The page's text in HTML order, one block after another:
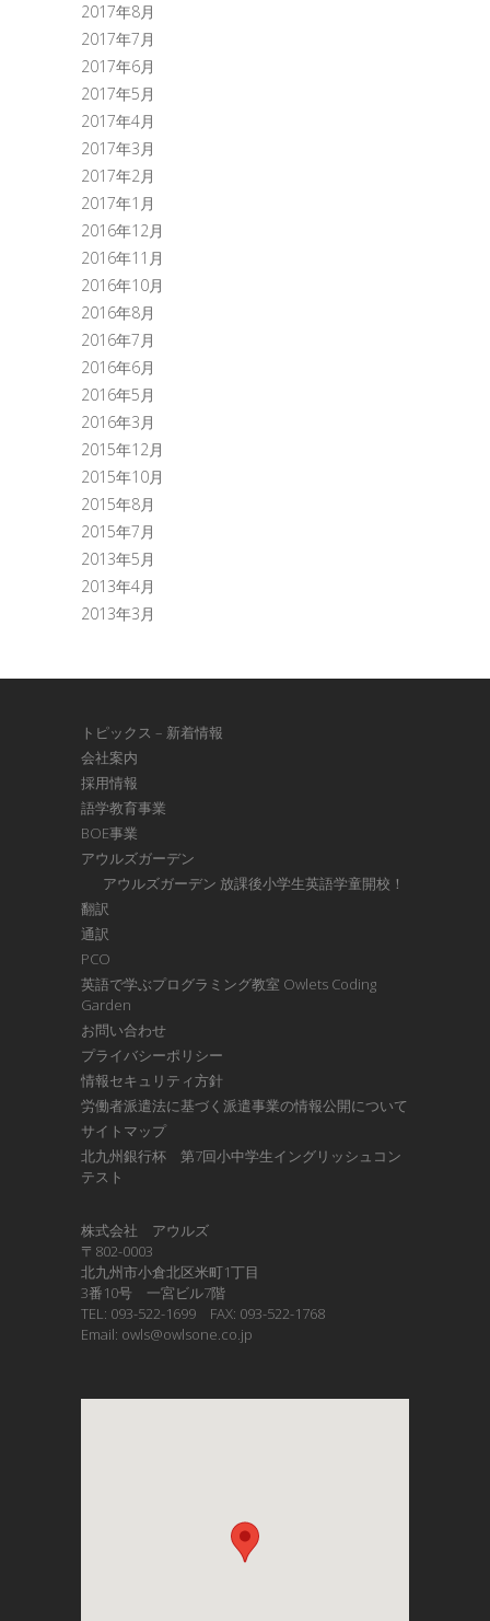
2017年8月
2017年7月
2017年6月
2017年5月
2017年4月
2017年3月
2017年2月
2017年1月
2016年12月
2016年11月
2016年10月
2016年8月
2016年7月
2016年6月
2016年5月
2016年3月
2015年12月
2015年10月
2015年8月
2015年7月
2013年5月
2013年4月
2013年3月
トピックス – 新着情報
会社案内
採用情報
語学教育事業
BOE事業
アウルズガーデン
アウルズガーデン 放課後小学生英語学童開校！
翻訳
通訳
PCO
英語で学ぶプログラミング教室 Owlets Coding
Garden
お問い合わせ
プライバシーポリシー
情報セキュリティ方針
労働者派遣法に基づく派遣事業の情報公開について
サイトマップ
北九州銀行杯 第7回小中学生イングリッシュコン
テスト
株式会社 アウルズ
〒802-0003
北九州市小倉北区米町1丁目
3番10号 一宮ビル7階
TEL: 093-522-1699 FAX: 093-522-1768
Email: owls@owlsone.co.jp